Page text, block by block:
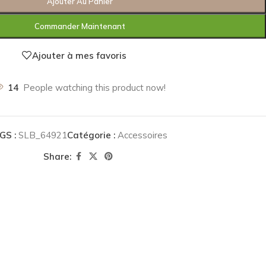
Commander Maintenant
Ajouter à mes favoris
14 People watching this product now!
: SLB_64921Catégorie : Accessoires
Share: